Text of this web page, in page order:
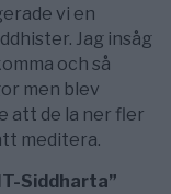
vi en
Jag insåg
och så
men blev
att de la ner fler
meditera.
Siddharta”